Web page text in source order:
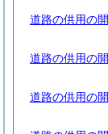
道路の供用の
道路の供用の
道路の供用の